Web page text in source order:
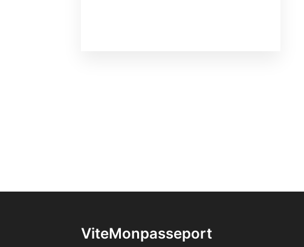
ViteMonpasseport